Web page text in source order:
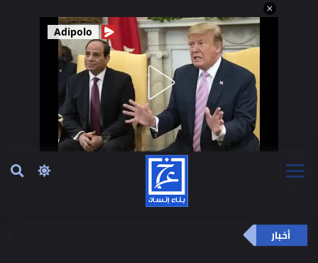
Adipolo
أخبار